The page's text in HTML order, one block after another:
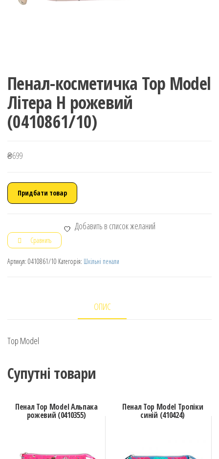
Пенал-косметичка Top Model
Літера Н рожевий
(0410861/10)
₴699
Придбати товар
Добавить в список желаний
Сравнить
Артикул: 0410861/10 Категорія: Шкільні пенали
ОПИС
Top Model
Супутні товари
Пенал Top Model Альпака
рожевий (0410355)
Пенал Top Model Тропіки
синій (410424)